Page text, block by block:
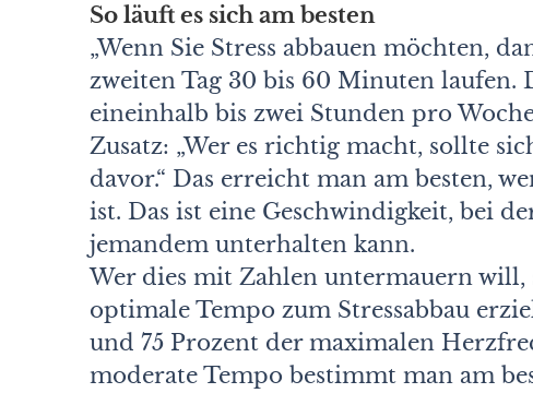
So läuft es sich am besten
„Wenn Sie Stress abbauen möchten,
zweiten Tag 30 bis 60 Minuten
eineinhalb bis zwei Stunden pro
Zusatz: „Wer es richtig macht, sollte
davor.“ Das erreicht man am besten,
ist. Das ist eine Geschwindigkeit, bei
jemandem unterhalten kann.
Wer dies mit Zahlen untermauern will,
optimale Tempo zum Stressabbau
und 75 Prozent der maximalen
moderate Tempo bestimmt man am